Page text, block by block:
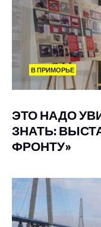
В ПРИМОРЬЕ
ЭТО НАДО
ЗНАТЬ:
ФРОНТУ»